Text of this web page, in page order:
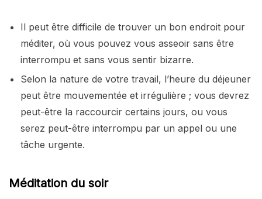
Il peut être difficile de trouver un bon endroit pour
méditer, où vous pouvez vous asseoir sans être
interrompu et sans vous sentir bizarre.
Selon la nature de votre travail, l’heure du déjeuner
peut être mouvementée et irrégulière ; vous devrez
peut-être la raccourcir certains jours, ou vous
serez peut-être interrompu par un appel ou une
tâche urgente.
Méditation du soir